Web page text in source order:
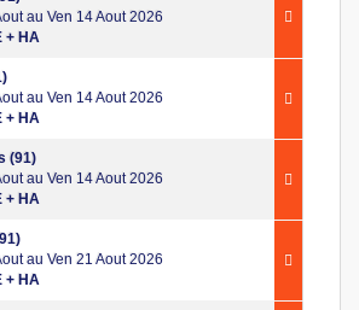
au Ven 14 Aout 2026
+ HA
au Ven 14 Aout 2026
+ HA
(91)
au Ven 14 Aout 2026
+ HA
au Ven 21 Aout 2026
+ HA